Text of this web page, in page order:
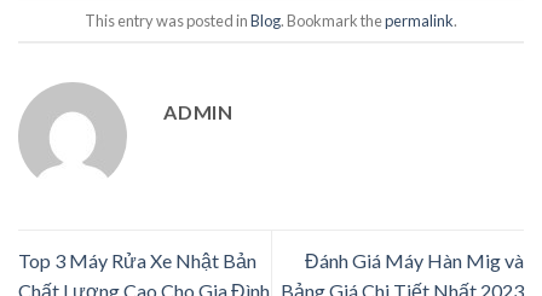
This entry was posted inBlog. Bookmark thepermalink.
ADMIN
Top 3 Máy Rửa Xe Nhật Bản
Chất Lượng Cao Cho Gia Đình
Đánh Giá Máy Hàn Mig và
Bảng Giá Chi Tiết Nhất 2023